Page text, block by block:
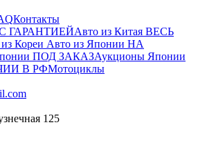
Контакты
ГАРАНТИЕЙАвто из Китая ВЕСЬ
Кореи Авто из Японии НА
ПОД ЗАКАЗАукционы Японии
В РФМотоциклы
125